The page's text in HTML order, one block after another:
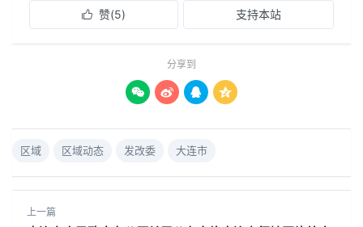
 赞(5) 支持本站
分享到
   
区域 区域动态 发改委 大连市
上一篇